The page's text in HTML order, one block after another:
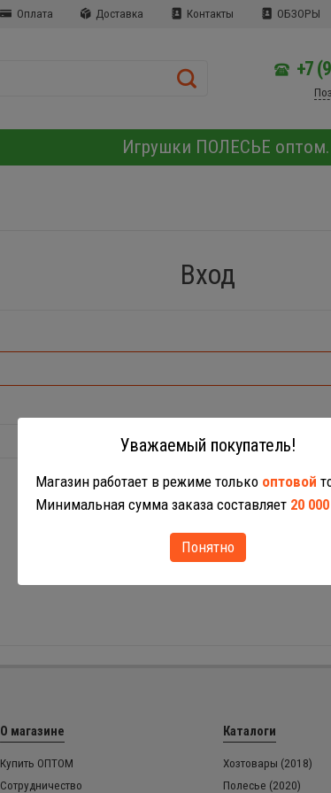
Оплата Доставка Контакты ОБЗОРЫ
+7
Игрушки ПОЛЕСЬЕ
Вход
О магазине
Купить ОПТОМ
Сотрудничество
Каталоги
Хозтовары (2018)
Полесье (2020)
Уважаемый покупатель!
Магазин работает в режиме только оптовой
Минимальная сумма заказа составляет 20
Понятно